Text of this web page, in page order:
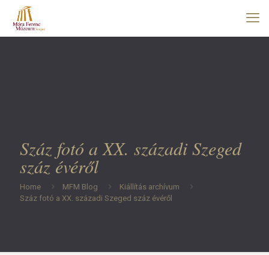
Száz fotó a XX. századi Szeged
száz évéről
Home MFM Blog
Kiállítás archívum
Száz fotó a XX. századi Szeged száz évéről